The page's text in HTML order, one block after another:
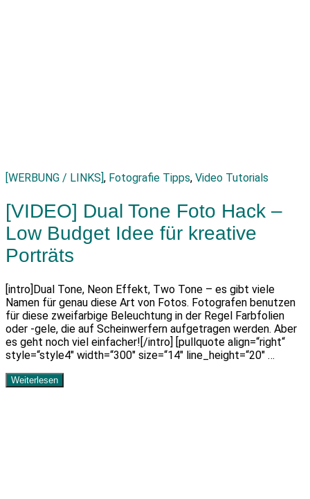
[WERBUNG / LINKS], Fotografie Tipps, Video Tutorials
[VIDEO] Dual Tone Foto Hack –
Low Budget Idee für kreative
Porträts
[intro]Dual Tone, Neon Effekt, Two Tone – es gibt viele
Namen für genau diese Art von Fotos. Fotografen benutzen
für diese zweifarbige Beleuchtung in der Regel Farbfolien
oder -gele, die auf Scheinwerfern aufgetragen werden. Aber
es geht noch viel einfacher![/intro] [pullquote align=“right“
style=“style4″ width=“300″ size=“14″ line_height=“20″ …
Weiterlesen